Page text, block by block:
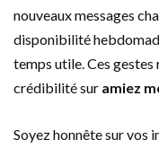
nouveaux messages
disponibilité
temps utile. Ces
crédibilité sur amiez
Soyez honnête sur vos